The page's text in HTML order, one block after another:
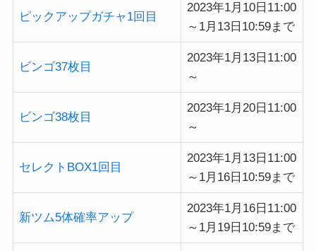
ピックアップガチャ1回目
2023年1月10日11:00
～1月13日10:59まで
ビンゴ37枚目
2023年1月13日11:00
～
ビンゴ38枚目
2023年1月20日11:00
～
セレクトBOX1回目
2023年1月13日11:00
～1月16日10:59まで
新ツム5体確率アップ
2023年1月16日11:00
～1月19日10:59まで